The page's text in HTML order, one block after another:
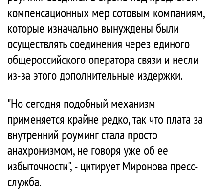
компенсационных мер сотовым компаниям,
которые изначально вынуждены были
осуществлять соединения через единого
общероссийского оператора связи и несли
из-за этого дополнительные издержки.
"Но сегодня подобный механизм
применяется крайне редко, так что плата за
внутренний роуминг стала просто
анахронизмом, не говоря уже об ее
избыточности", - цитирует Миронова пресс-
служба.